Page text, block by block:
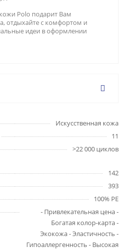
Polo подарит Вам
отдыхайте с комфортом и
идеи в оформлении
Искусственная кожа
11
>22 000 циклов
142
393
100% PE
- Привлекательная цена -
Богатая колор-карта -
Экокожа - Эластичность -
Гипоаллергенность - Высокая